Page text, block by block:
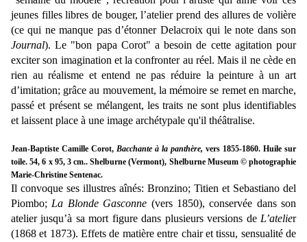
jeunes filles libres de bouger, l’atelier prend des allures de volière
(ce qui ne manque pas d’étonner Delacroix qui le note dans son
Journal). Le "bon papa Corot" a besoin de cette agitation pour
exciter son imagination et la confronter au réel. Mais il ne cède en
rien au réalisme et entend ne pas réduire la peinture à un art
d’imitation; grâce au mouvement, la mémoire se remet en marche,
passé et présent se mélangent, les traits ne sont plus identifiables
et laissent place à une image archétypale qu'il théâtralise.
Jean-Baptiste Camille Corot, Bacchante à la panthère, vers 1855-1860. Huile sur
toile. 54, 6 x 95, 3 cm.. Shelburne (Vermont), Shelburne Museum © photographie
Marie-Christine Sentenac.
Il convoque ses illustres aînés: Bronzino; Titien et Sebastiano del
Piombo; La Blonde Gasconne (vers 1850), conservée dans son
atelier jusqu’à sa mort figure dans plusieurs versions de L’atelier
(1868 et 1873). Effets de matière entre chair et tissu, sensualité de